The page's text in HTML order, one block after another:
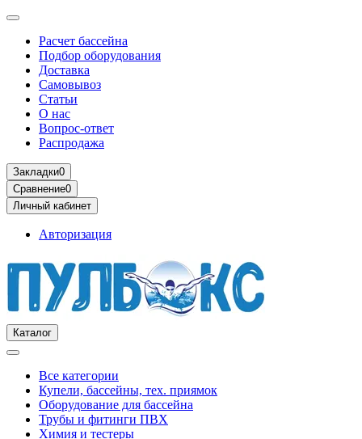
Расчет бассейна
Подбор оборудования
Доставка
Самовывоз
Статьи
О нас
Вопрос-ответ
Распродажа
Закладки0
Сравнение0
Личный кабинет
Авторизация
Каталог
Все категории
Купели, бассейны, тех. приямок
Оборудование для бассейна
Трубы и фитинги ПВХ
Химия и тестеры